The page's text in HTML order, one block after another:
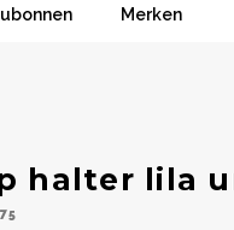
Merken
halter lila